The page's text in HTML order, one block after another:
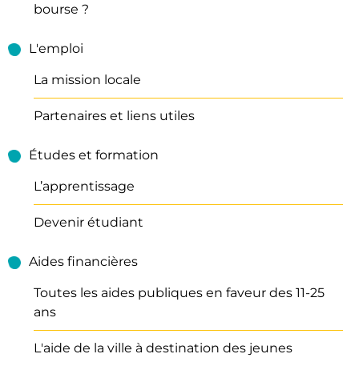
bourse ?
L'emploi
La mission locale
Partenaires et liens utiles
Études et formation
L’apprentissage
Devenir étudiant
Aides financières
Toutes les aides publiques en faveur des 11-25
ans
L'aide de la ville à destination des jeunes